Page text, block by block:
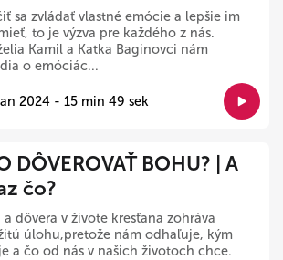
sa zvládať vlastné emócie a lepšie im
to je výzva pre každého z nás.
Kamil a Katka Baginovci nám
o emóciác...
2024 - 15 min 49 sek
DÔVEROVAŤ BOHU? | A
čo?
a dôvera v živote kresťana zohráva
úlohu,pretože nám odhaľuje, kým
a čo od nás v našich životoch chce.